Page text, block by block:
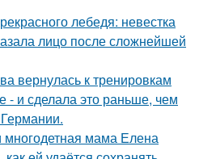
лебедя: невестка
лицо после сложнейшей
вернулась к тренировкам
- и сделала это раньше, чем
многодетная мама Елена